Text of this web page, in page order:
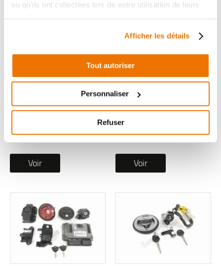
ou qu'ils ont collectées lors de votre utilisation de leurs
Afficher les détails
Tout autoriser
Personnaliser
Refuser
Serrure occasion
KYMCO LIKER SPORT
2020
69,90 € TTC
Voir
Serrure occasion CF
MOTO MT EXPLORE
2025
299,00 € TTC
Voir